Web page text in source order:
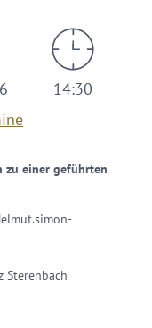
14:30
zu einer geführten
Sterenbach